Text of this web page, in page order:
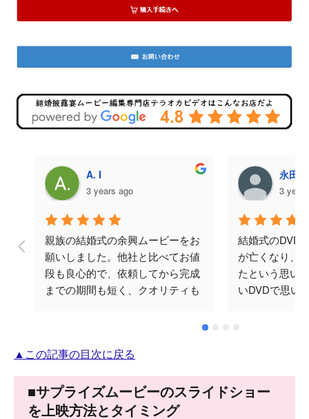
A. I
3 years ago
親族の結婚式の余興ムービーをお
願いしました。他社と比べてお値
段も良心的で、依頼してから完成
までの期間も短く、クオリティも
オカビデオさんにお願いして本当
いました。
永田
3
結婚式のDVD
が亡くなり、
たという思い
いDVDで思い
▲この記事の目次に戻る
■サプライズムービーのスライドショー
を上映方法とタイミング